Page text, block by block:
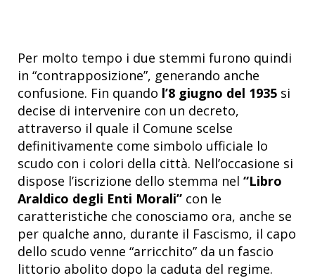
Per molto tempo i due stemmi furono quindi
in “contrapposizione”, generando anche
confusione. Fin quando l’8 giugno del 1935 si
decise di intervenire con un decreto,
attraverso il quale il Comune scelse
definitivamente come simbolo ufficiale lo
scudo con i colori della città. Nell’occasione si
dispose l’iscrizione dello stemma nel “Libro
Araldico degli Enti Morali” con le
caratteristiche che conosciamo ora, anche se
per qualche anno, durante il Fascismo, il capo
dello scudo venne “arricchito” da un fascio
littorio abolito dopo la caduta del regime.